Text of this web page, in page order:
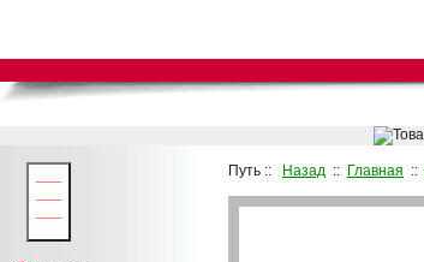
Путь :: Назад :: Главная ::